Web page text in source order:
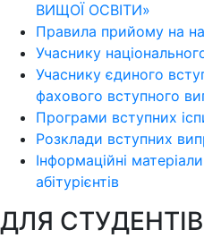
ВИЩОЇ ОСВІТИ»
Правила прийому на
Учаснику
Учаснику єдиного
фахового вступного
Програми вступних
Розклади вступних
Інформаційні
абітурієнтів
ДЛЯ СТУДЕНТІВ